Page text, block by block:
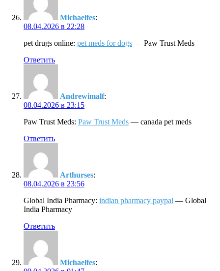
Michaelfes:
08.04.2026 в 22:28
pet drugs online: pet meds for dogs — Paw Trust Meds
Ответить
Andrewimalf:
08.04.2026 в 23:15
Paw Trust Meds: Paw Trust Meds — canada pet meds
Ответить
Arthurses:
08.04.2026 в 23:56
Global India Pharmacy: indian pharmacy paypal — Global
India Pharmacy
Ответить
Michaelfes: